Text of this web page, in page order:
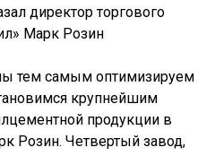
директор торгового
Марк Розин
тем самым оптимизируем
крупнейшим
продукции в
Розин. Четвертый завод,